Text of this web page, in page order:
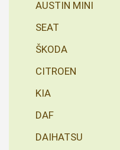
AUSTIN MINI
SEAT
ŠKODA
CITROEN
KIA
DAF
DAIHATSU